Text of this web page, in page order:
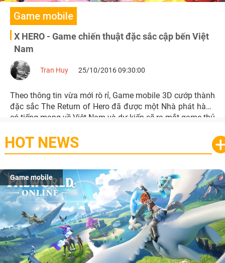
Game mobile
X HERO - Game chiến thuật đặc sắc cập bến Việt
Nam
Tran Huy 25/10/2016 09:30:00
Theo thông tin vừa mới rò rỉ, Game mobile 3D cướp thành
đặc sắc The Return of Hero đã được một Nhà phát hành
có tiếng mang về Việt Nam và dự kiến sẽ ra mắt game thủ
HOT NEWS
Game mobile